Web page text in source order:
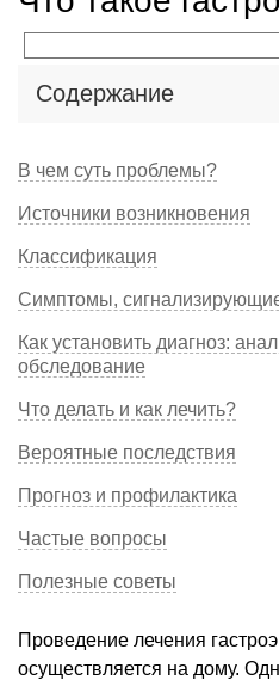
Содержание
В чем суть проблемы?
Источники возникновения
Классификация
Симптомы,
Как установить диагноз:
обследование
Что делать и как лечить?
Вероятные последствия
Прогноз и профилактика
Частые вопросы
Полезные советы
Проведение лечения
осуществляется на дому.